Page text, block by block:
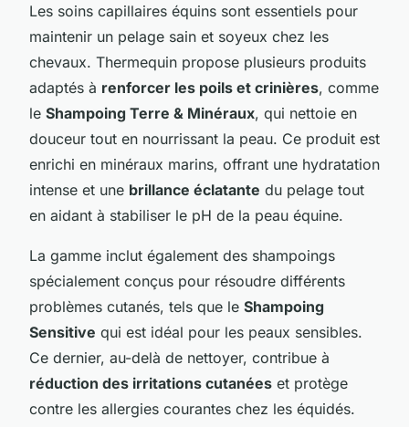
Les soins capillaires équins sont essentiels pour
maintenir un pelage sain et soyeux chez les
chevaux. Thermequin propose plusieurs produits
adaptés à renforcer les poils et crinières, comme
le Shampoing Terre & Minéraux, qui nettoie en
douceur tout en nourrissant la peau. Ce produit est
enrichi en minéraux marins, offrant une hydratation
intense et une brillance éclatante du pelage tout
en aidant à stabiliser le pH de la peau équine.
La gamme inclut également des shampoings
spécialement conçus pour résoudre différents
problèmes cutanés, tels que le Shampoing
Sensitive qui est idéal pour les peaux sensibles.
Ce dernier, au-delà de nettoyer, contribue à
réduction des irritations cutanées et protège
contre les allergies courantes chez les équidés.